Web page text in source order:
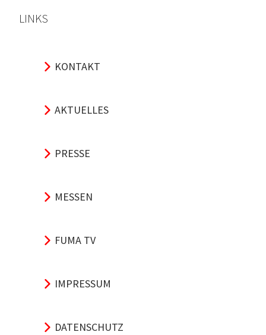
LINKS
KONTAKT
AKTUELLES
PRESSE
MESSEN
FUMA TV
IMPRESSUM
DATENSCHUTZ